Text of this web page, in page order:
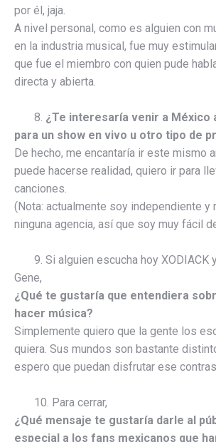
por él, jaja.
A nivel personal, como es alguien con
en la industria musical, fue muy
que fue el miembro con quien pude
directa y abierta.
8. ¿Te interesaría venir a México
para un show en vivo u otro tipo de
De hecho, me encantaría ir este mismo
puede hacerse realidad, quiero ir para
canciones.
(Nota: actualmente soy independiente y
ninguna agencia, así que soy muy fácil
9. Si alguien escucha hoy XODIACK
Gene,
¿Qué te gustaría que entendiera
hacer música?
Simplemente quiero que la gente los
quiera. Sus mundos son bastante
espero que puedan disfrutar ese
10. Para cerrar,
¿Qué mensaje te gustaría darle al
especial a los fans mexicanos que